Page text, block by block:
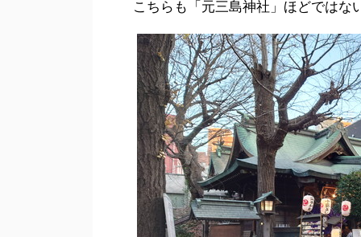
こちらも「元三島神社」ほどではな